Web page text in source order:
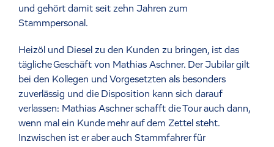
und gehört damit seit zehn Jahren zum
Stammpersonal.
Heizöl und Diesel zu den Kunden zu bringen, ist das
tägliche Geschäft von Mathias Aschner. Der Jubilar gilt
bei den Kollegen und Vorgesetzten als besonders
zuverlässig und die Disposition kann sich darauf
verlassen: Mathias Aschner schafft die Tour auch dann,
wenn mal ein Kunde mehr auf dem Zettel steht.
Inzwischen ist er aber auch Stammfahrer für